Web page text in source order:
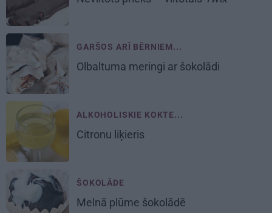
GARŠOS ARĪ BĒRNIEM...
Olbaltuma meringi ar šokolādi
ALKOHOLISKIE KOKTE...
Citronu liķieris
ŠOKOLĀDE
Melnā plūme šokolādē